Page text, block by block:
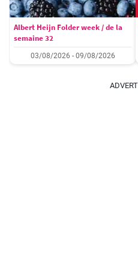
Albert Heijn Folder week / de la
semaine 32
03/08/2026 - 09/08/2026